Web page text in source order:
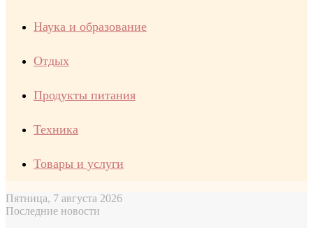
Наука и образование
Отдых
Продукты питания
Техника
Товары и услуги
Пятница, 7 августа 2026
Последние новости